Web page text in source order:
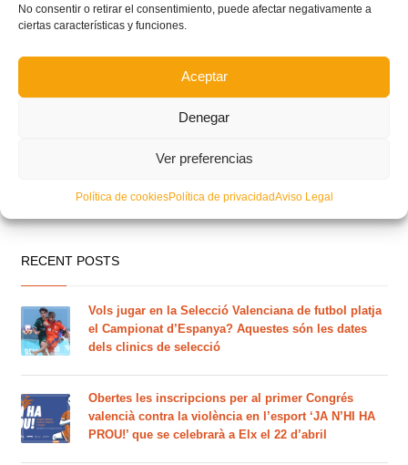
No consentir o retirar el consentimiento, puede afectar negativamente a
ciertas características y funciones.
Aceptar
Denegar
Ver preferencias
Política de cookiesPolítica de privacidadAviso Legal
RECENT POSTS
Vols jugar en la Selecció Valenciana de futbol platja
el Campionat d’Espanya? Aquestes són les dates
dels clinics de selecció
Obertes les inscripcions per al primer Congrés
valencià contra la violència en l’esport ‘JA N’HI HA
PROU!’ que se celebrarà a Elx el 22 d’abril